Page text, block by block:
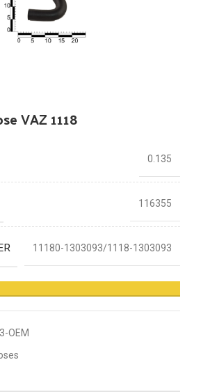
VAZ 1118
0.135
116355
11180-1303093/1118-1303093
OEM